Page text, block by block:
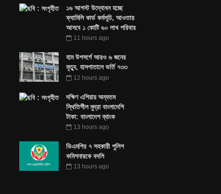
১৬ আগস্ট উদ্বোধন হচ্ছে
ফ্যামিলি কার্ড কর্মসূচি, আওতায়
আসবে ১ কোটি ৬০ লাখ পরিবার
11 hours ago
হাম উপসর্গে আরও ৬ জনের
মৃত্যু, হাসপাতালে ভর্তি ৭৩৩
12 hours ago
দক্ষিণ এশিয়ায় অন্যতম
স্থিতিশীল মুদ্রা বাংলাদেশি
টাকা: বাংলাদেশ ব্যাংক
13 hours ago
ডিএমপির ৭ সহকারী পুলিশ
কমিশনারকে বদলি
13 hours ago